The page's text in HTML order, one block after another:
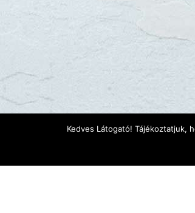
Kedves Látogató! Tájékoztatjuk,